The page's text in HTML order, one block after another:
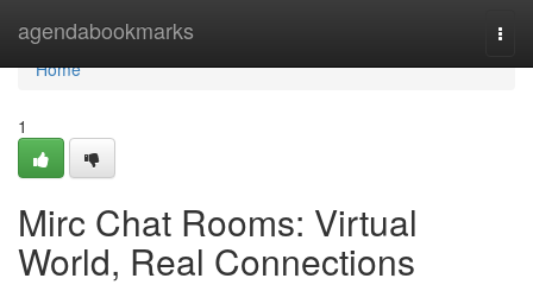
agendabookmarks
Home
Home
1
Mirc Chat Rooms: Virtual
World, Real Connections